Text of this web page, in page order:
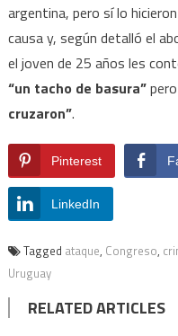
argentina, pero sí lo
causa y, según detalló el
el joven de 25 años les
“un tacho de basura”
cruzaron”.
Pinterest
LinkedIn
Tagged ataque, Congreso,
Uruguay
RELATED ARTICLES